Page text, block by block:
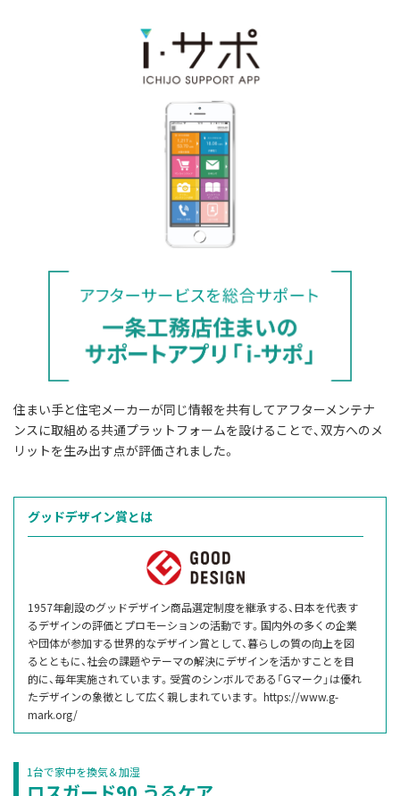
住まい手と住宅メーカーが同じ情報を共有してアフターメンテナ
ンスに取組める共通プラットフォームを設けることで、双方へのメ
リットを生み出す点が評価されました。
グッドデザイン賞とは
1957年創設のグッドデザイン商品選定制度を継承する、日本を代表す
るデザインの評価とプロモーションの活動です。国内外の多くの企業
や団体が参加する世界的なデザイン賞として、暮らしの質の向上を図
るとともに、社会の課題やテーマの解決にデザインを活かすことを目
的に、毎年実施されています。受賞のシンボルである「Gマーク」は優れ
たデザインの象徴として広く親しまれています。 https://www.g-
mark.org/
1台で家中を換気＆加湿